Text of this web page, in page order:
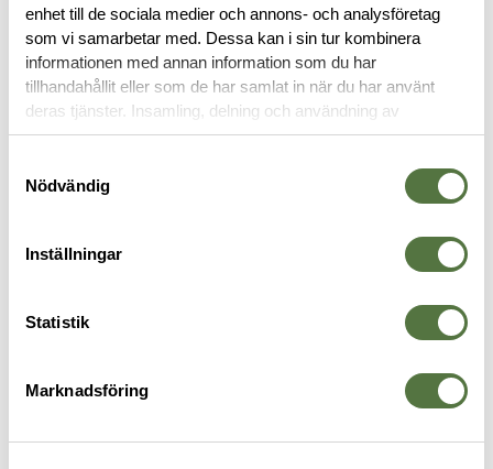
enhet till de sociala medier och annons- och analysföretag
som vi samarbetar med. Dessa kan i sin tur kombinera
informationen med annan information som du har
tillhandahållit eller som de har samlat in när du har använt
deras tjänster. Insamling, delning och användning av
personuppgifter kan användas för personalisering av
Nödvändig
Inställningar
Statistik
Marknadsföring
OM VARUMÄRKET
ÖVRIGT
Legitimering krävs
Ordningsvakt Slips XX-Large
Ordningsvakt Slips Svart X-